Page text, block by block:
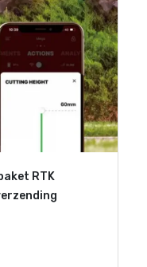
RTK